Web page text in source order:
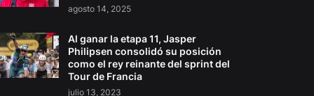
agosto 14, 2025
Al ganar la etapa 11, Jasper
Philipsen consolidó su posición
como el rey reinante del sprint del
Tour de Francia
julio 13, 2023